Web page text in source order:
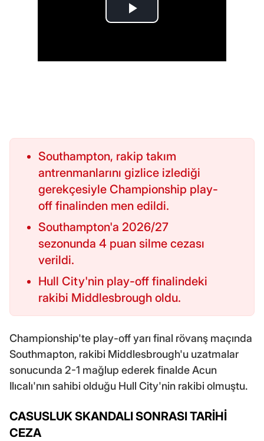
Southampton, rakip takım
antrenmanlarını gizlice izlediği
gerekçesiyle Championship play-
off finalinden men edildi.
Southampton'a 2026/27
sezonunda 4 puan silme cezası
verildi.
Hull City'nin play-off finalindeki
rakibi Middlesbrough oldu.
Championship'te play-off yarı final rövanş maçında
Southmapton, rakibi Middlesbrough'u uzatmalar
sonucunda 2-1 mağlup ederek finalde Acun
Ilıcalı'nın sahibi olduğu Hull City'nin rakibi olmuştu.
CASUSLUK SKANDALI SONRASI TARİHİ
CEZA